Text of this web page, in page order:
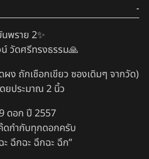
พราย 2✨
วัดศรีทรงธรรม🙏
ง ถักเชือกเขียว ซองเดิมๆ จากวัด)​
ยประมาณ 2 นิ้ว
ดอก ปี 2557
ดกำกับทุกดอกครับ
ะ ฉึกฉะ ฉึกฉะ ฉึก”